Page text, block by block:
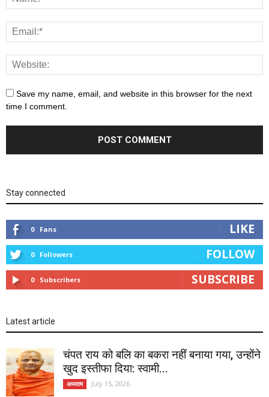
Save my name, email, and website in this browser for the next
time I comment.
Stay connected
0 Fans LIKE
0 Followers FOLLOW
0 Subscribers SUBSCRIBE
Latest article
चंपत राय को बलि का बकरा नहीं बनाया गया, उन्होंने
खुद इस्तीफा दिया: स्वामी...
अध्यात्म July 15, 2026